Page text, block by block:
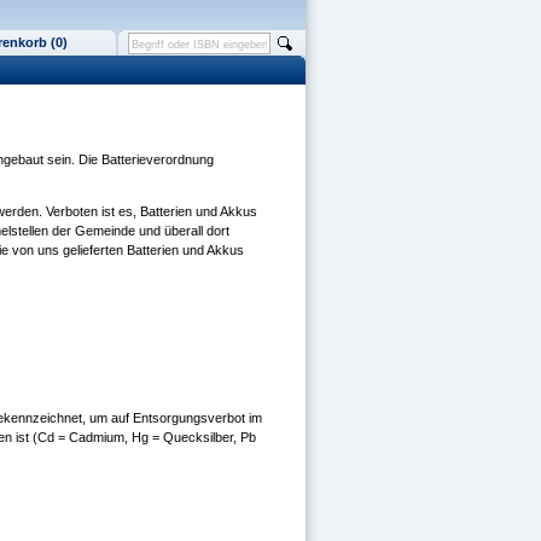
(0)
sein. Die Batterieverordnung
Verboten ist es, Batterien und Akkus
der Gemeinde und überall dort
von uns gelieferten Batterien und Akkus
um auf Entsorgungsverbot im
ist (Cd = Cadmium, Hg = Quecksilber, Pb